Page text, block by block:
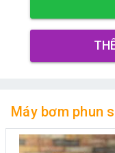
Máy bơm phun